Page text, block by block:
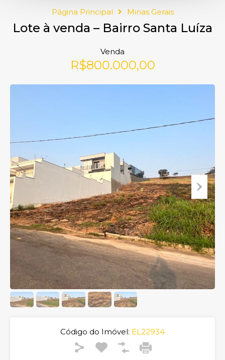
Página Principal Minas Gerais
Lote à venda – Bairro Santa Luíza
Venda
R$800.000,00
Código do Imóvel: EL22934